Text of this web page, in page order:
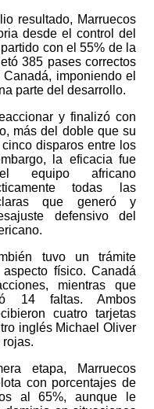
resultado, Marruecos
desde el control del
con el 55% de la
385 pases correctos
imponiendo el
parte del desarrollo.
y finalizó con
más del doble que su
disparos entre los
la eficacia fue
el equipo africano
todas las
que generó y
defensivo del
tuvo un trámite
físico. Canadá
mientras que
14 faltas. Ambos
cuatro tarjetas
inglés Michael Oliver
rojas.
etapa, Marruecos
con porcentajes de
al 65%, aunque le